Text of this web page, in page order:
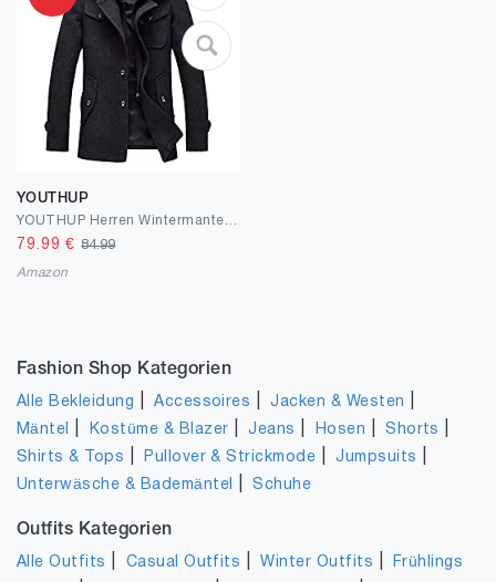
YOUTHUP
79.99 €84.99
Amazon
Fashion Shop Kategorien
Alle Bekleidung |Accessoires |Jacken & Westen
Mäntel Kostüme & Blazer |Jeans Hosen |Shorts
Shirts & Tops Pullover & Strickmode |Jumpsuits
Unterwäsche & Bademäntel |Schuhe
Outfits Kategorien
Alle Outfits Casual Outfits |Winter Outfits
Frühlings